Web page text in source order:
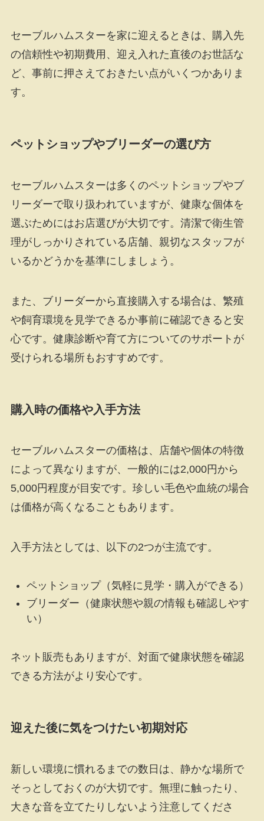
セーブルハムスターを家に迎えるときは、購入先
の信頼性や初期費用、迎え入れた直後のお世話な
ど、事前に押さえておきたい点がいくつかありま
す。
ペットショップやブリーダーの選び方
セーブルハムスターは多くのペットショップやブ
リーダーで取り扱われていますが、健康な個体を
選ぶためにはお店選びが大切です。清潔で衛生管
理がしっかりされている店舗、親切なスタッフが
いるかどうかを基準にしましょう。
また、ブリーダーから直接購入する場合は、繁殖
や飼育環境を見学できるか事前に確認できると安
心です。健康診断や育て方についてのサポートが
受けられる場所もおすすめです。
購入時の価格や入手方法
セーブルハムスターの価格は、店舗や個体の特徴
によって異なりますが、一般的には2,000円から
5,000円程度が目安です。珍しい毛色や血統の場合
は価格が高くなることもあります。
入手方法としては、以下の2つが主流です。
ペットショップ（気軽に見学・購入ができる）
ブリーダー（健康状態や親の情報も確認しやす
い）
ネット販売もありますが、対面で健康状態を確認
できる方法がより安心です。
迎えた後に気をつけたい初期対応
新しい環境に慣れるまでの数日は、静かな場所で
そっとしておくのが大切です。無理に触ったり、
大きな音を立てたりしないよう注意してくださ